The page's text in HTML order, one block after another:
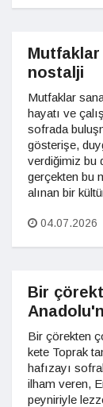
nostalji
Mutfaklar
hayatı ve
sofrada
gösterişe,
verdiğimiz bu
gerçekten bu
alınan bir
04.07.2026
Bir
Bir çörekten
kete Toprak
hafızayı
ilham veren,
peyniriyle